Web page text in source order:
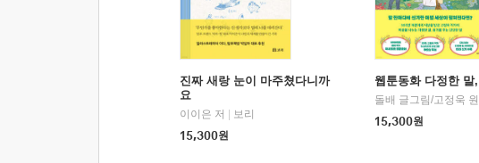
진짜 새랑 눈이 마주쳤다니까
요
이이은 저
보리
15,300원
웹툰동화 다정한 말
돌배 글그림/고정욱 원
15,300원